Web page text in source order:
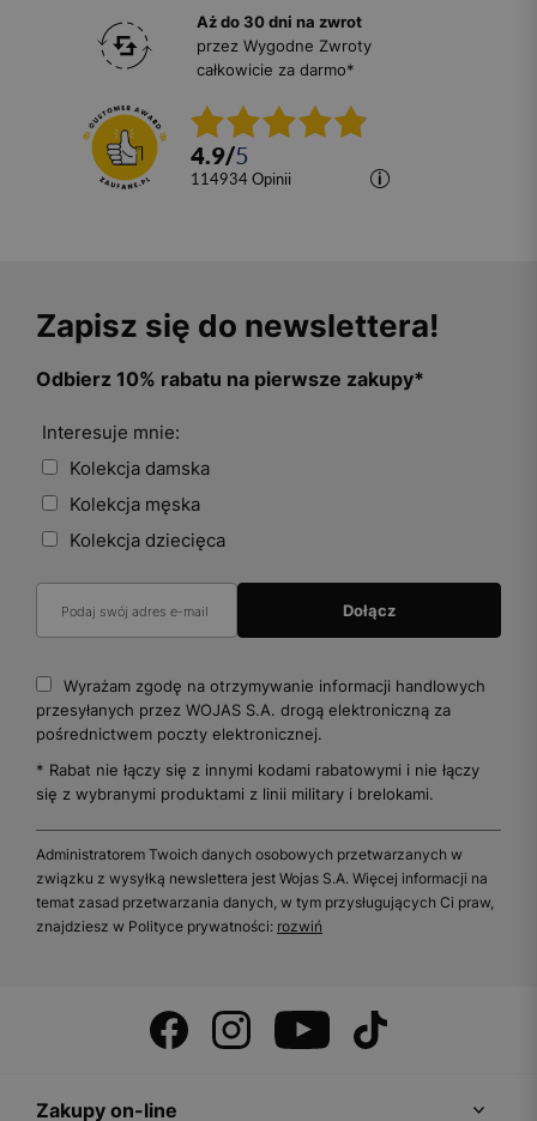
Aż do 30 dni na zwrot
przez Wygodne Zwroty
całkowicie za darmo*
4.9/5
114934 opinii
Zapisz się do newslettera!
Odbierz 10% rabatu na pierwsze zakupy*
Interesuje mnie:
Kolekcja damska
Kolekcja męska
Kolekcja dziecięca
Wyrażam zgodę na otrzymywanie informacji handlowych
przesyłanych przez WOJAS S.A. drogą elektroniczną za
pośrednictwem poczty elektronicznej.
* Rabat nie łączy się z innymi kodami rabatowymi i nie łączy
się z wybranymi produktami z linii military i brelokami.
Administratorem Twoich danych osobowych przetwarzanych w
związku z wysyłką newslettera jest Wojas S.A. Więcej informacji na
temat zasad przetwarzania danych, w tym przysługujących Ci praw,
znajdziesz w Polityce prywatności: rozwiń
Zakupy on-line